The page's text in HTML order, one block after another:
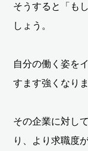
そうすると「も
しょう。
自分の働く姿を
すます強くなりま
その企業に対し
り、より求職度